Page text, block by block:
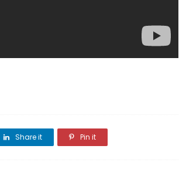
Share it Pin it